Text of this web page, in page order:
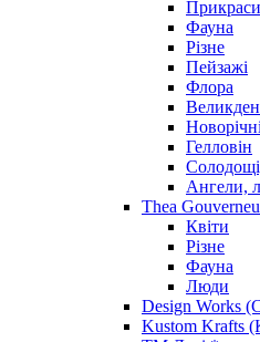
Фауна
Різне
Пейзажі
Флора
Гелловін
Ангели,
Thea
Квіти
Різне
Фауна
Люди
Design Works
Kustom Krafts